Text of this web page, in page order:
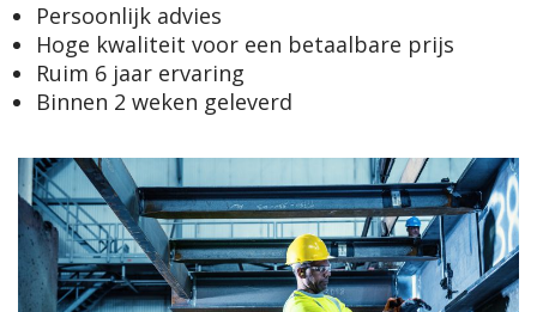
Persoonlijk advies
Hoge kwaliteit voor een betaalbare prijs
Ruim 6 jaar ervaring
Binnen 2 weken geleverd